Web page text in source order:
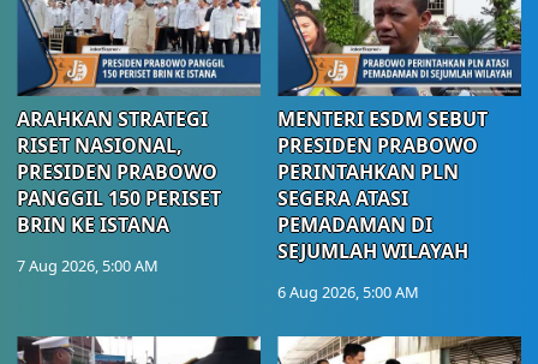
ARAHKAN STRATEGI
RISET NASIONAL,
PRESIDEN PRABOWO
PANGGIL 150 PERISET
BRIN KE ISTANA
7 Aug 2026, 5:00 AM
MENTERI ESDM SEBUT
PRESIDEN PRABOWO
PERINTAHKAN PLN
SEGERA ATASI
PEMADAMAN DI
SEJUMLAH WILAYAH
6 Aug 2026, 5:00 AM